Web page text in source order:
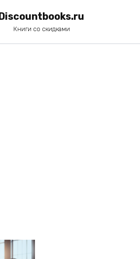
Discountbooks.ru
Книги со скидками